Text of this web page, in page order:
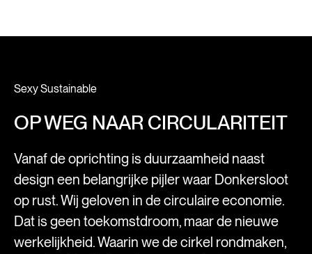
Sexy Sustainable
OP WEG NAAR CIRCULARITEIT
Vanaf de oprichting is duurzaamheid naast
design een belangrijke pijler waar Donkersloot
op rust. Wij geloven in de circulaire economie.
Dat is geen toekomstdroom, maar de nieuwe
werkelijkheid. Waarin we de cirkel rondmaken,